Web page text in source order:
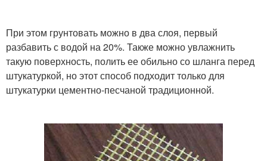
При этом грунтовать можно в два слоя, первый
разбавить с водой на 20%. Также можно увлажнить
такую поверхность, полить ее обильно со шланга перед
штукатуркой, но этот способ подходит только для
штукатурки цементно-песчаной традиционной.